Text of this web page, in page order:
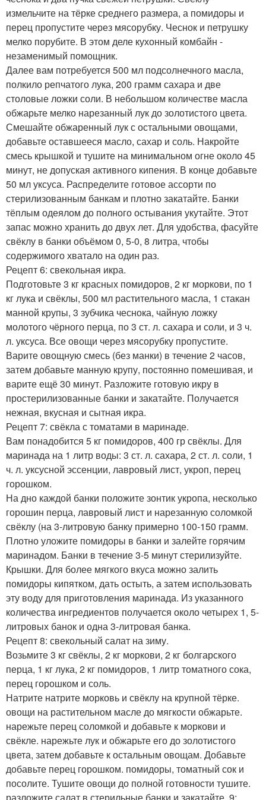
измельчите на тёрке среднего размера, а помидоры и
перец пропустите через мясорубку. Чеснок и петрушку
мелко порубите. В этом деле кухонный комбайн -
незаменимый помощник.
Далее вам потребуется 500 мл подсолнечного масла,
полкило репчатого лука, 200 грамм сахара и две
столовые ложки соли. В небольшом количестве масла
обжарьте мелко нарезанный лук до золотистого цвета.
Смешайте обжаренный лук с остальными овощами,
добавьте оставшееся масло, сахар и соль. Накройте
смесь крышкой и тушите на минимальном огне около 45
минут, не допуская активного кипения. В конце добавьте
50 мл уксуса. Распределите готовое ассорти по
стерилизованным банкам и плотно закатайте. Банки
тёплым одеялом до полного остывания укутайте. Этот
запас можно хранить до двух лет. Для удобства, фасуйте
свёклу в банки объёмом 0, 5-0, 8 литра, чтобы
содержимого хватало на один раз.
Рецепт 6: свекольная икра.
Подготовьте 3 кг красных помидоров, 2 кг моркови, по 1
кг лука и свёклы, 500 мл растительного масла, 1 стакан
манной крупы, 3 зубчика чеснока, чайную ложку
молотого чёрного перца, по 3 ст. л. сахара и соли, и 3 ч.
л. уксуса. Все овощи через мясорубку пропустите.
Варите овощную смесь (без манки) в течение 2 часов,
затем добавьте манную крупу, постоянно помешивая, и
варите ещё 30 минут. Разложите готовую икру в
простерилизованные банки и закатайте. Получается
нежная, вкусная и сытная икра.
Рецепт 7: свёкла с томатами в маринаде.
Вам понадобится 5 кг помидоров, 400 гр свёклы. Для
маринада на 1 литр воды: 3 ст. л. сахара, 2 ст. л. соли, 1
ч. л. уксусной эссенции, лавровый лист, укроп, перец
горошком.
На дно каждой банки положите зонтик укропа, несколько
горошин перца, лавровый лист и нарезанную соломкой
свёклу (на 3-литровую банку примерно 100-150 грамм.
Плотно уложите помидоры в банки и залейте горячим
маринадом. Банки в течение 3-5 минут стерилизуйте.
Крышки. Для более мягкого вкуса можно залить
помидоры кипятком, дать остыть, а затем использовать
эту воду для приготовления маринада. Из указанного
количества ингредиентов получается около четырех 1, 5-
литровых банок и одна 3-литровая банка.
Рецепт 8: свекольный салат на зиму.
Возьмите 3 кг свёклы, 2 кг моркови, 2 кг болгарского
перца, 1 кг лука, 2 кг помидоров, 1 литр томатного сока,
перец горошком и соль.
Натрите натрите морковь и свёклу на крупной тёрке.
овощи на растительном масле до мягкости обжарьте.
нарежьте перец соломкой и добавьте к моркови и
свёкле. нарежьте лук и обжарьте его до золотистого
цвета, затем добавьте к остальным овощам. Добавьте
добавьте перец горошком. помидоры, томатный сок и
посолите. Тушите овощи до полной готовности тушите.
разложите салат в стерильные банки и закатайте. 9: